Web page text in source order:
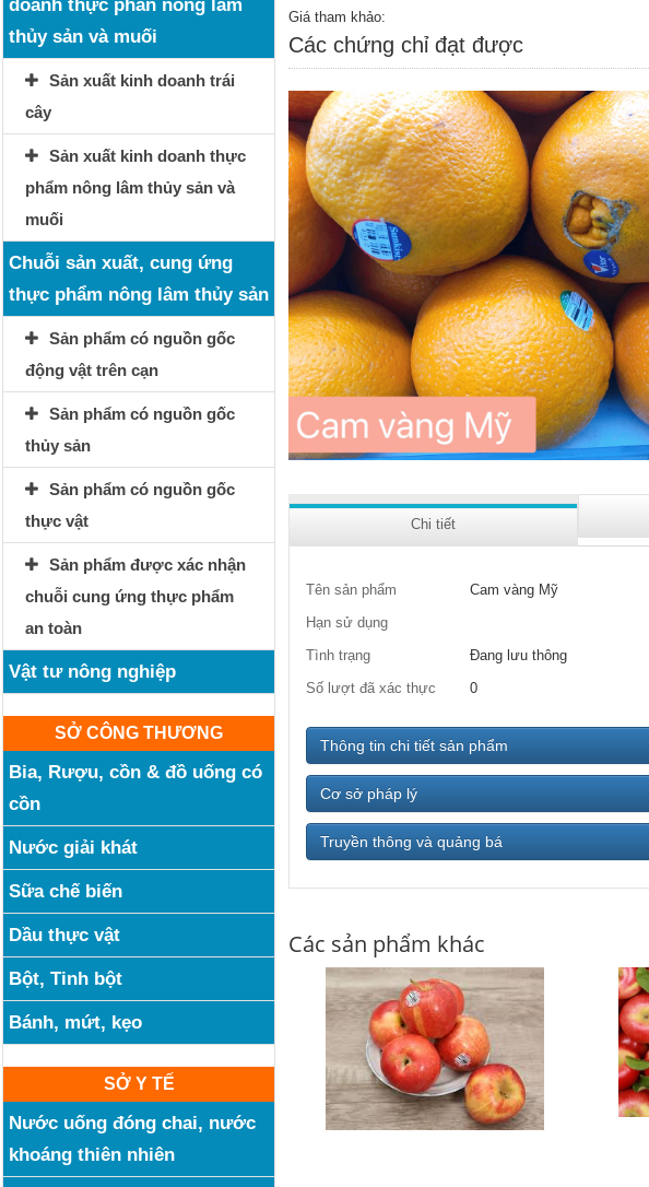
doanh thực phẩn nông lâm
thủy sản và muối
Sản xuất kinh doanh trái
cây
Sản xuất kinh doanh thực
phẩm nông lâm thủy sản và
muối
Chuỗi sản xuất, cung ứng
thực phẩm nông lâm thủy sản
Sản phẩm có nguồn gốc
động vật trên cạn
Sản phẩm có nguồn gốc
thủy sản
Sản phẩm có nguồn gốc
thực vật
Sản phẩm được xác nhận
chuỗi cung ứng thực phẩm
an toàn
Vật tư nông nghiệp
SỞ CÔNG THƯƠNG
Bia, Rượu, cồn & đồ uống có
cồn
Nước giải khát
Sữa chế biến
Dầu thực vật
Bột, Tinh bột
Bánh, mứt, kẹo
SỞ Y TẾ
Nước uống đóng chai, nước
khoáng thiên nhiên
Giá tham khảo:
Các chứng chỉ đạt được
Chi tiết
Tên sản phẩm
Cam vàng Mỹ
Hạn sử dụng
Tình trạng
Đang lưu thông
Số lượt đã xác thực
0
Thông tin chi tiết sản phẩm
Cơ sở pháp lý
Truyền thông và quảng bá
Các sản phẩm khác